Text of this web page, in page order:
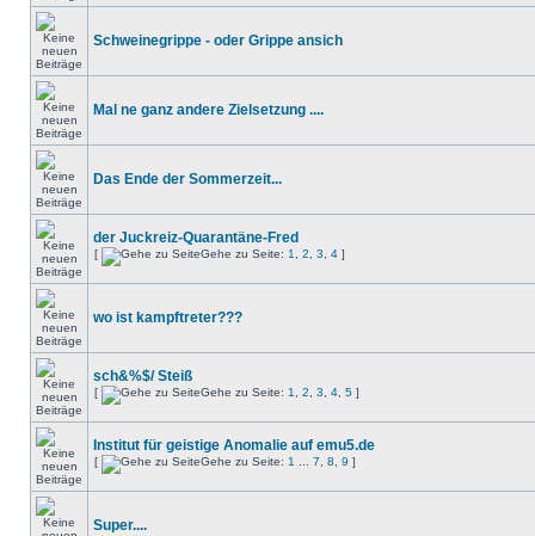
Schweinegrippe - oder Grippe ansich
Mal ne ganz andere Zielsetzung ....
Das Ende der Sommerzeit...
der Juckreiz-Quarantäne-Fred
[ Gehe zu Seite: 1 2 3 4 ]
wo ist kampftreter???
sch&%$/ Steiß
[ Gehe zu Seite: 1 2 3 4 5 ]
Institut für geistige Anomalie auf emu5.de
[ Gehe zu Seite: 1 7 8 9 ]
Super....